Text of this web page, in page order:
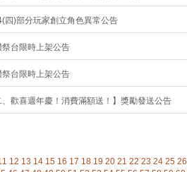
四)部分玩家創立角色異常公告
台限時上架公告
台限時上架公告
歡喜週年慶！消費滿額送！】獎勵發送公告
12 13 14 15 16 17 18 19 20 21 22 23 24 25 26